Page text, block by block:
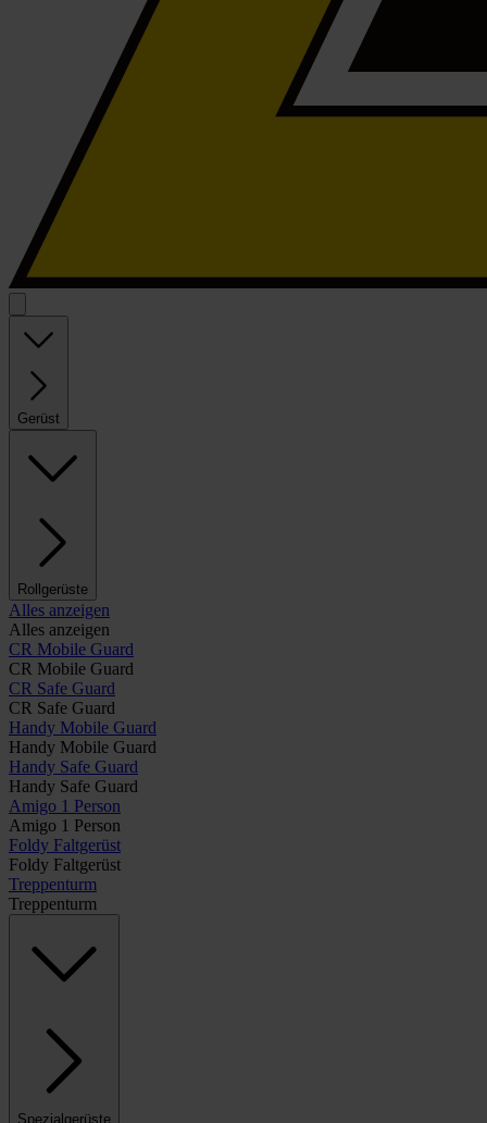
Gerüst
Rollgerüste
Alles anzeigen
Alles anzeigen
CR Mobile Guard
CR Mobile Guard
CR Safe Guard
CR Safe Guard
Handy Mobile Guard
Handy Mobile Guard
Handy Safe Guard
Handy Safe Guard
Amigo 1 Person
Amigo 1 Person
Foldy Faltgerüst
Foldy Faltgerüst
Treppenturm
Treppenturm
Spezialgerüste